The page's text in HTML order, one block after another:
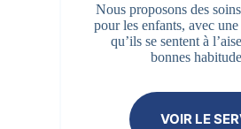
Nous proposons des
pour les enfants, avec
qu’ils se sentent à
bonnes
VOIR LE